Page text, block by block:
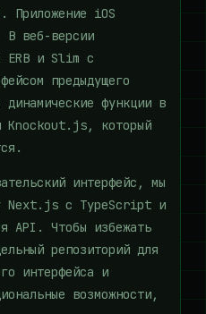
Приложение iOS
В веб-версии
ERB и Slim с
предыдущего
динамические функции в
Knockout.js, который
интерфейс, мы
Next.js с TypeScript и
API. Чтобы избежать
репозиторий для
интерфейса и
возможности,